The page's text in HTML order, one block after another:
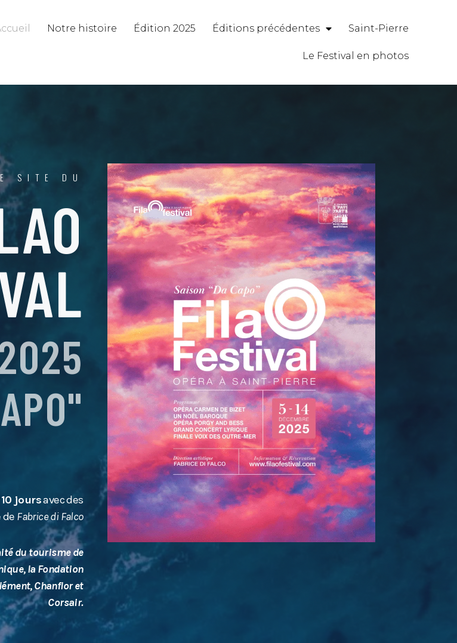
Notre histoire Édition 2025 Éditions précédentes Saint-Pierre
Le Festival en photos
SITE DU
10 joursavec des
de Fabrice di Falco
du tourisme de
la Fondation
Chanflor et
Corsair.